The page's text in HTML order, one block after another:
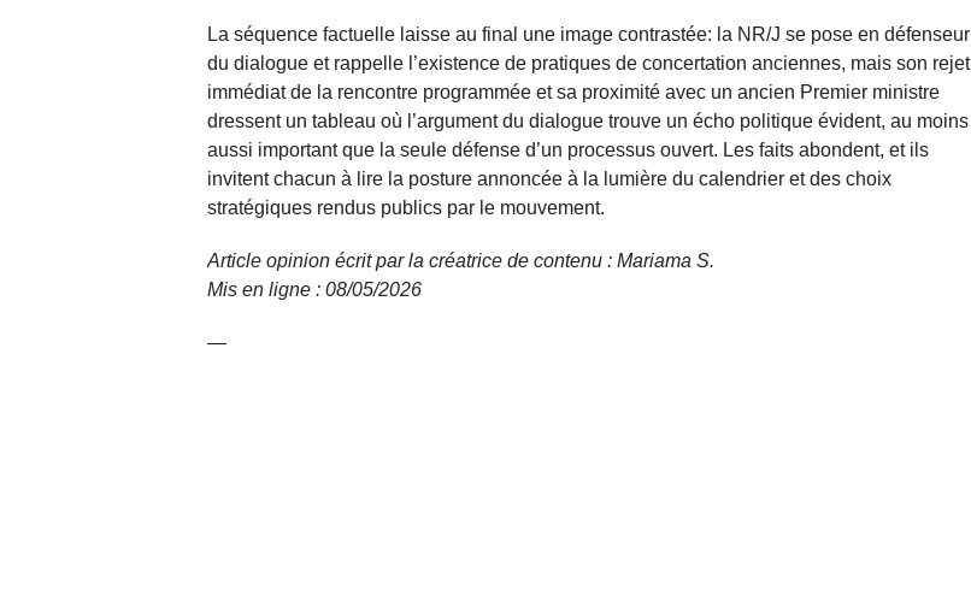
La séquence factuelle laisse au final une image contrastée: la NR/J se pose en défenseur
du dialogue et rappelle l’existence de pratiques de concertation anciennes, mais son rejet
immédiat de la rencontre programmée et sa proximité avec un ancien Premier ministre
dressent un tableau où l’argument du dialogue trouve un écho politique évident, au moins
aussi important que la seule défense d’un processus ouvert. Les faits abondent, et ils
invitent chacun à lire la posture annoncée à la lumière du calendrier et des choix
stratégiques rendus publics par le mouvement.
Article opinion écrit par la créatrice de contenu : Mariama S.
Mis en ligne : 08/05/2026
—